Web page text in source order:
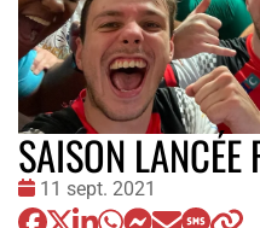
SAISON
Date
:
11 sept. 2021